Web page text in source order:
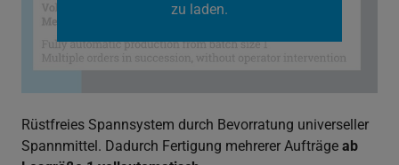
zu laden.
Rüstfreies Spannsystem durch Bevorratung universeller
Spannmittel. Dadurch Fertigung mehrerer Aufträge ab